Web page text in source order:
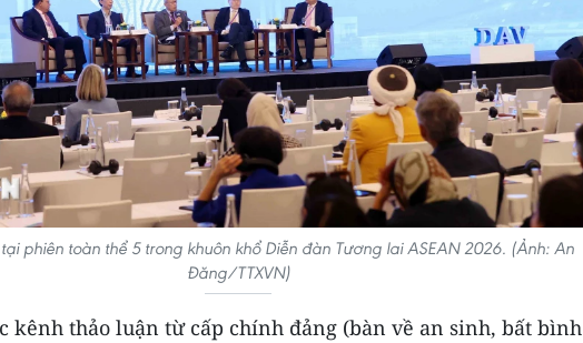
phiên toàn thể 5 trong khuôn khổ Diễn đàn Tương lai ASEAN 2026. (Ảnh: An
Đăng/TTXVN)
kênh thảo luận từ cấp chính đảng (bàn về an sinh, bất bình